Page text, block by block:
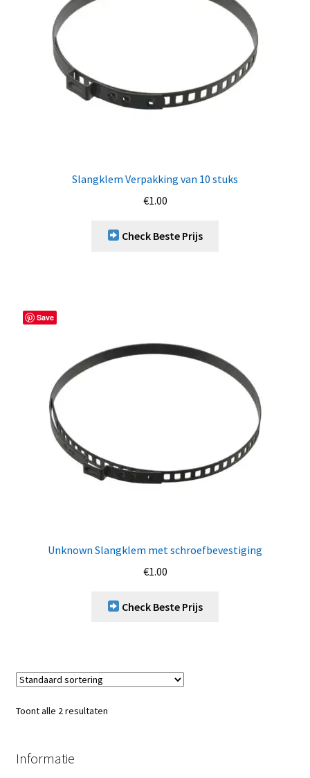
Slangklem Verpakking van 10 stuks
€1.00
Check Beste Prijs
Save
Unknown Slangklem met schroefbevestiging
€1.00
Check Beste Prijs
Toont alle 2 resultaten
Informatie